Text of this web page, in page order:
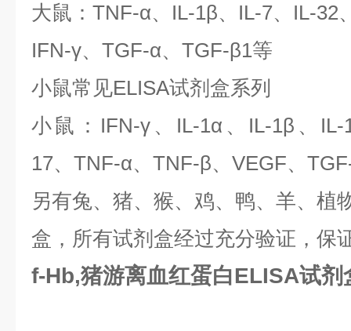
大鼠：TNF-α、IL-1β、IL-7、IL-32
IFN-γ、TGF-α、TGF-β1等
小鼠常见ELISA试剂盒系列
小鼠：IFN-γ、IL-1α、IL-1β、IL-
17、TNF-α、TNF-β、VEGF、
另有兔、猪、猴、鸡、鸭、羊、植
盒，所有试剂盒经过充分验证，保
f-Hb,猪游离血红蛋白ELISA试剂